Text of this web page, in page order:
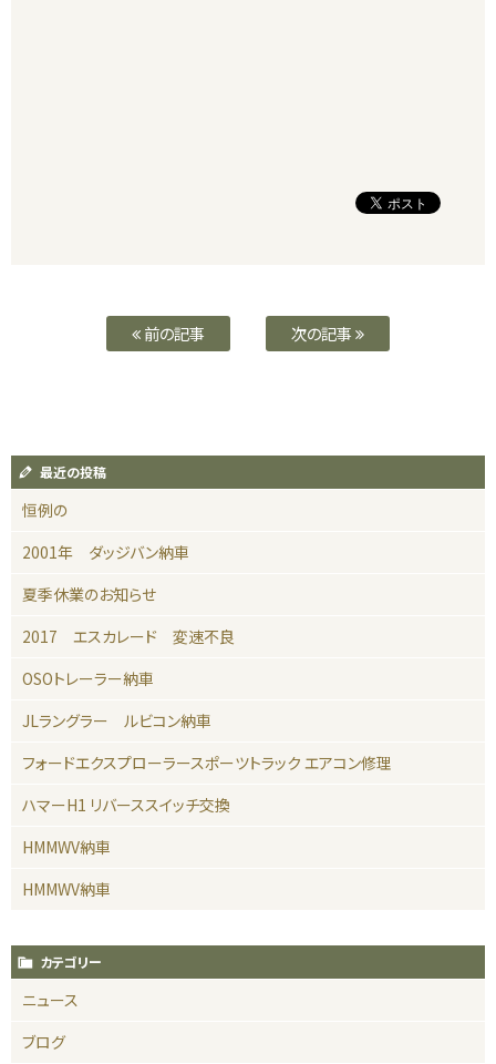
前の記事 次の記事
最近の投稿
恒例の
2001年 ダッジバン納車
夏季休業のお知らせ
2017 エスカレード 変速不良
OSOトレーラー納車
JLラングラー ルビコン納車
フォードエクスプローラースポーツトラック エアコン修理
ハマーH1 リバーススイッチ交換
HMMWV納車
HMMWV納車
カテゴリー
ニュース
ブログ